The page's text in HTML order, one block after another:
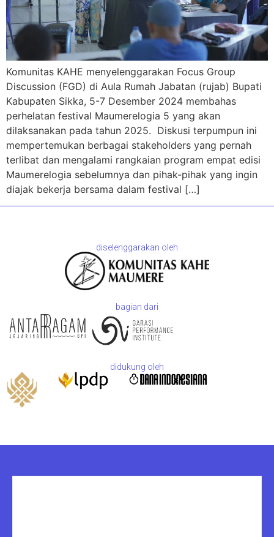
Komunitas KAHE menyelenggarakan Focus Group
Discussion (FGD) di Aula Rumah Jabatan (rujab) Bupati
Kabupaten Sikka, 5-7 Desember 2024 membahas
perhelatan festival Maumerelogia 5 yang akan
dilaksanakan pada tahun 2025. Diskusi terpumpun ini
mempertemukan berbagai stakeholders yang pernah
terlibat dan mengalami rangkaian program empat edisi
Maumerelogia sebelumnya dan pihak-pihak yang ingin
diajak bekerja bersama dalam festival […]
diselenggarakan oleh
bagian dari
didukung oleh